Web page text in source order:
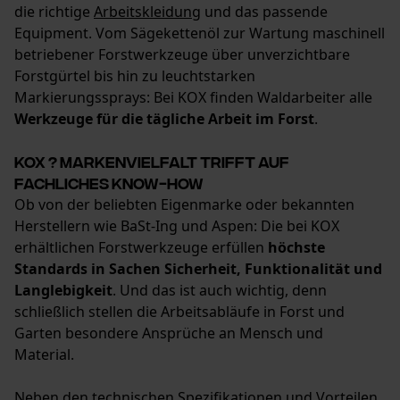
die richtige Arbeitskleidung und das passende
Equipment. Vom Sägekettenöl zur Wartung maschinell
betriebener Forstwerkzeuge über unverzichtbare
Forstgürtel bis hin zu leuchtstarken
Markierungssprays: Bei KOX finden Waldarbeiter alle
Werkzeuge für die tägliche Arbeit im Forst.
KOX ? Markenvielfalt trifft auf
fachliches Know-how
Ob von der beliebten Eigenmarke oder bekannten
Herstellern wie BaSt-Ing und Aspen: Die bei KOX
erhältlichen Forstwerkzeuge erfüllen höchste
Standards in Sachen Sicherheit, Funktionalität und
Langlebigkeit. Und das ist auch wichtig, denn
schließlich stellen die Arbeitsabläufe in Forst und
Garten besondere Ansprüche an Mensch und
Material.
Econda Analytics
Mouseflow Web Analytics Tool
Funktionale Cookies
Loop54 Personalization
Personalisierte Startseite
Gespeicherter Warenkorb
Geo-IP und User Detection